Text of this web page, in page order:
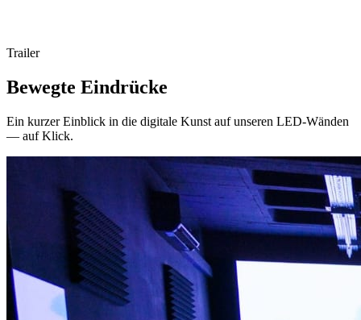
Trailer
Bewegte Eindrücke
Ein kurzer Einblick in die digitale Kunst auf unseren LED-Wänden
— auf Klick.